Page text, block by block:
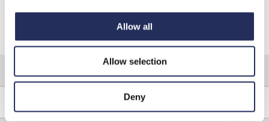
Allow all
Allow selection
Deny
Production
m/min